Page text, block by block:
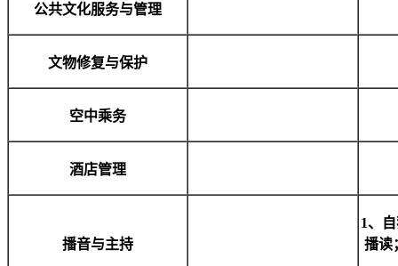
公共文化服务与管理
文物修复与保护
空中乘务
酒店管理
播音与主持
1、
播读